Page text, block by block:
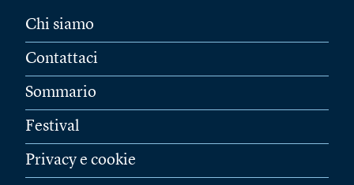
Chi siamo
Contattaci
Sommario
Festival
Privacy e cookie